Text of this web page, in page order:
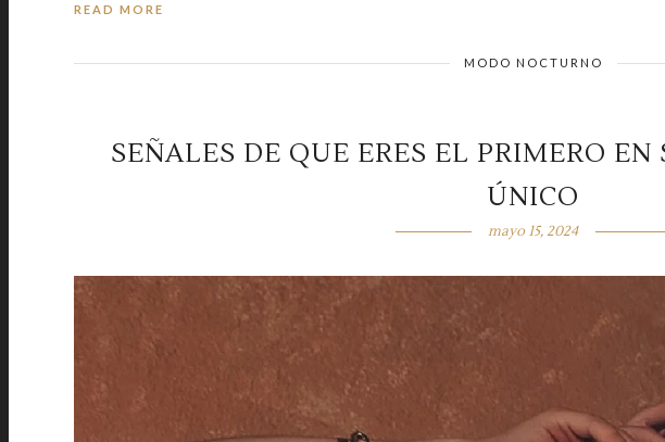
READ MORE
MODO NOCTURNO
SEÑALES DE QUE ERES EL PRIMERO
ÚNICO
mayo 15, 2024